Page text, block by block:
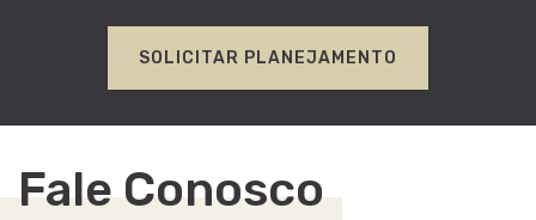
SOLICITAR PLANEJAMENTO
Fale Conosco